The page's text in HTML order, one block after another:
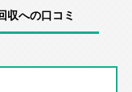
収への口コミ